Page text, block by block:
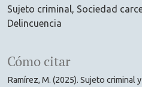
Sujeto criminal Sociedad
Delincuencia
Cómo citar
Ramírez, M. (2025). Sujeto criminal